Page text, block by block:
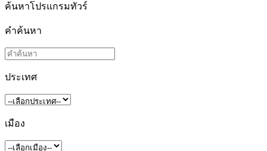
ค้นหาโปรแกรมทัวร์
คำค้นหา
ประเทศ
เมือง